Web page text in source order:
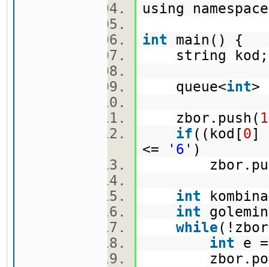
using
int main() {
string kod;
queue<int
zbor.push( 1
if((kod[0]
<=
'6' )
int
int
while
int e